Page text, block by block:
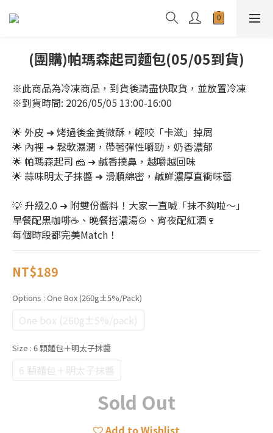
(團購)帕瑪森起司麵包(05/05到貨)
※此商品為冷凍商品，到貨後請盡快取貨，並放置冷凍
※到貨時間: 2026/05/05 13:00-16:00
🌟 外皮 ➜ 烤過後金黃微酥，輕咬「卡滋」掉屑
🌟 內裡 ➜ 鬆軟濕潤，帶著彈性嚼勁，奶香濃郁
🌟 帕瑪森起司 🧀 ➜ 鹹香撲鼻，越嚼越回味
🌟 蒜味明太子抹醬 ➜ 滑順綿密，鹹鮮濃厚直衝味蕾
💡 升級2.0 ➜ 附雙份醬料！大家一直喊「抹不夠啦～」
早餐配黑咖啡☕、晚餐搭濃湯🍲、宵夜配紅酒🍷
每個時段都完美Match！
NT$189
Options : One Box (260g±5%/pack)
One box (260g±5%/pack)
Size : 6 顆麵包＋明太子抹醬
6 顆麵包＋明太子抹醬
Sold Out
Add to Wishlist